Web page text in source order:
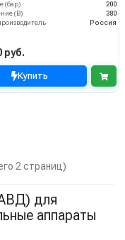
(бар)
200
(В)
380
Россия
руб.
Купить
2 страниц)
для
аппараты